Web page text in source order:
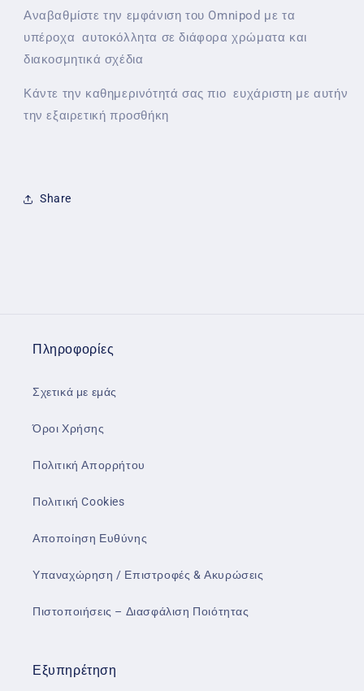
Αναβαθμίστε την εμφάνιση του Omnipod με τα
υπέροχα αυτοκόλλητα σε διάφορα χρώματα και
διακοσμητικά σχέδια
Κάντε την καθημερινότητά σας πιο ευχάριστη με αυτήν
την εξαιρετική προσθήκη
Share
Πληροφορίες
Σχετικά με εμάς
Όροι Χρήσης
Πολιτική Απορρήτου
Πολιτική Cookies
Αποποίηση Ευθύνης
Υπαναχώρηση / Επιστροφές & Ακυρώσεις
Πιστοποιήσεις – Διασφάλιση Ποιότητας
Εξυπηρέτηση